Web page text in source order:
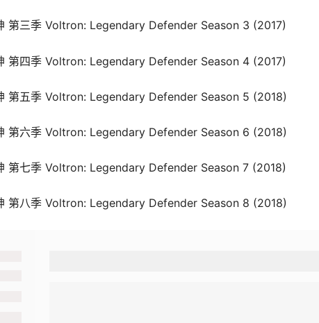
第三季 Voltron: Legendary Defender Season 3‎ (2017)
第四季 Voltron: Legendary Defender Season 4‎ (2017)
第五季 Voltron: Legendary Defender Season 5‎ (2018)
第六季 Voltron: Legendary Defender Season 6‎ (2018)
第七季 Voltron: Legendary Defender Season 7‎ (2018)
第八季 Voltron: Legendary Defender Season 8‎ (2018)